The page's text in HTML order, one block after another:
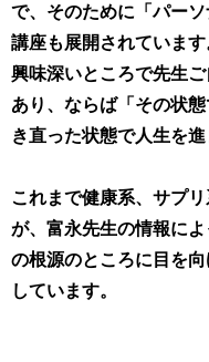
で、そのために「パー
講座も展開されています
興味深いところで先生
あり、ならば「その状
き直った状態で人生を進
これまで健康系、サプ
が、富永先生の情報に
の根源のところに目を
しています。